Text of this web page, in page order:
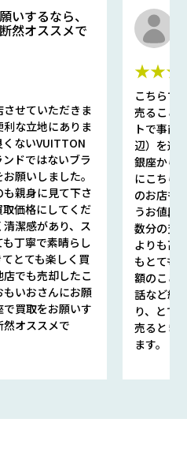
いするなら、
然オススメで
せていただきま
な立地にありま
ないVUITTON
ドではないブラ
願いしました。
親身に見て下さ
価格にしてくだ
潔感があり、ス
丁寧で素晴らし
とても楽しく買
でも売却したこ
もいおさんにお願
買取をお願いす
オススメで
こちらで
売ること
トで事前
辺）を選
銀座から
にこちら
のお店も
うお値段
数分の査
よりも高
もとても
額のこと
話など細
り、とて
売るとき
ます。